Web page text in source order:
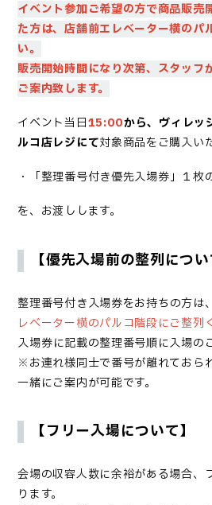
イベント参加ご希望の方で商品販売
た方は、店舗前エレベーター横のパ
い。
販売開始時間になり次第、スタッフ
ご案内致します。
イベント当日15:00から、 ヴィレッ
ルコ店レジにて対象商品をご購入い
・「整理番号付き優先入場券」１枚
を、お渡しします。
【優先入場前の整列につい
整理番号付き入場券をお持ちの方は
レベーター横のパルコ階段にご整列
入場券に記載の整理番号順に入場の
※お連れ様同士で番号が離れておら
一緒にご案内が可能です。
【フリー入場について】
会場の収容人数に余裕がある場合、
ります。